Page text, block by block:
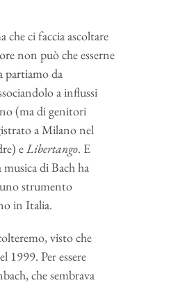
ci faccia ascoltare
non può che esserne
partiamo da
a influssi
(ma di genitori
a Milano nel
eLibertango. E
di Bach ha
strumento
in Italia.
visto che
1999. Per essere
che sembrava